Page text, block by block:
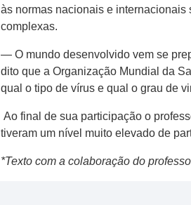
às normas nacionais e
complexas.
— O mundo desenvolvido vem se
dito que a Organização Mundial da
qual o tipo de vírus e qual o grau de
Ao final de sua participação o
tiveram um nível muito elevado de
*Texto com a colaboração do